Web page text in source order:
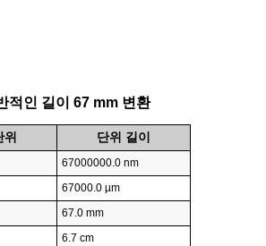
적인 길이 67 mm 변환
위 단위 길이
67000000.0 nm
67000.0 µm
67.0 mm
6.7 cm